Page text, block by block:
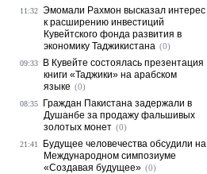
11:32 Эмомали Рахмон высказал интерес
к расширению инвестиций
Кувейтского фонда развития в
экономику Таджикистана (0)
09:33
В Кувейте состоялась презентация
книги «Таджики» на арабском
языке (0)
08:35
Граждан Пакистана задержали в
Душанбе за продажу фальшивых
золотых монет (0)
21:41
Будущее человечества обсудили на
Международном симпозиуме
«Создавая будущее» (0)